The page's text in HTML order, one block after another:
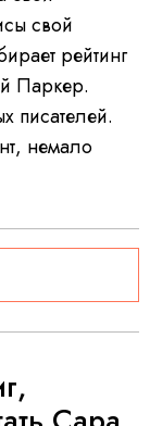
свой
рейтинг
Паркер.
писателей.
немало